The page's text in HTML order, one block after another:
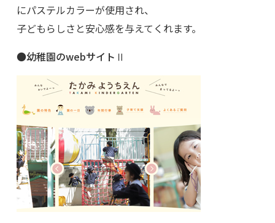
にパステルカラーが使用され、
子どもらしさと安心感を与えてくれます。
●幼稚園のwebサイトⅡ